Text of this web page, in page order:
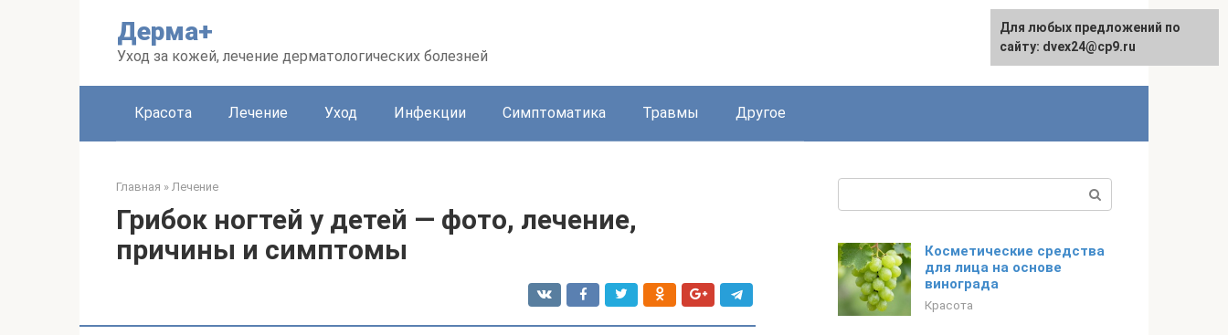
Дерма+
Уход за кожей, лечение дерматологических болезней
Красота Лечение Уход Инфекции Симптоматика Травмы Другое
Главная » Лечение
Грибок ногтей у детей — фото, лечение,
причины и симптомы
Косметические средства
для лица на основе
винограда
Красота
Для любых предложений по
сайту: dvex24@cp9.ru